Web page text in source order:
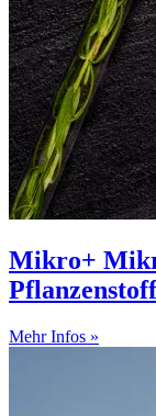
Mikro+
Mehr Infos »